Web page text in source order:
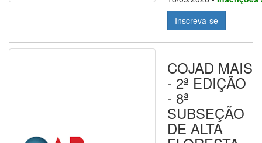
Inscreva-se
COJAD MAIS
- 2ª EDIÇÃO
- 8ª
SUBSEÇÃO
DE ALTA